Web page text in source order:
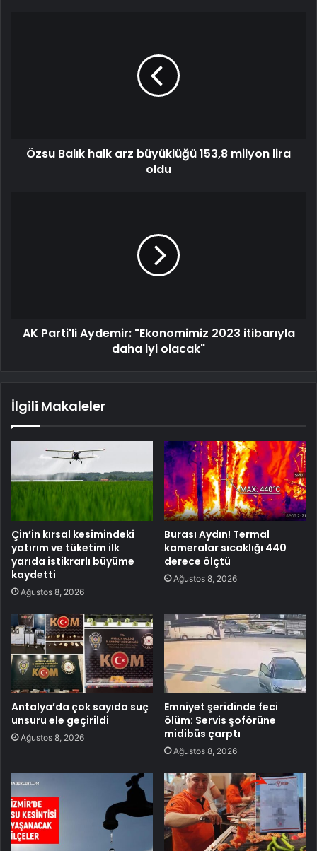
Özsu Balık halk arz büyüklüğü 153,8 milyon lira
oldu
AK Parti'li Aydemir: "Ekonomimiz 2023 itibarıyla
daha iyi olacak"
İlgili Makaleler
Çin’in kırsal kesimindeki
yatırım ve tüketim ilk
yarıda istikrarlı büyüme
kaydetti
Ağustos 8, 2026
Burası Aydın! Termal
kameralar sıcaklığı 440
derece ölçtü
Ağustos 8, 2026
Antalya’da çok sayıda suç
unsuru ele geçirildi
Ağustos 8, 2026
Emniyet şeridinde feci
ölüm: Servis şoförüne
midibüs çarptı
Ağustos 8, 2026